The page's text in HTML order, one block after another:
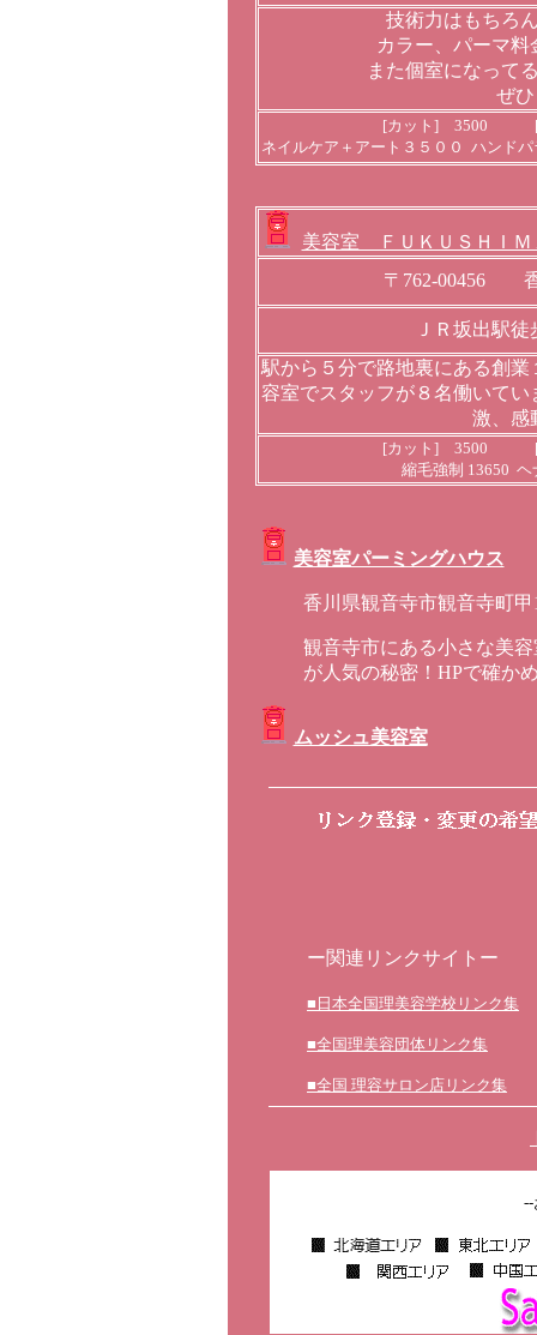
技術力はもちろ
カラー、パーマ
また個室になって
ぜ
[カット] 3500 [
ネイルケア＋アート３５００ ハンド
美容室 ＦＵＫＵＳＨＩＭ
〒762-00456 香
ＪＲ坂出駅
駅から５分で路地裏にある創
容室でスタッフが８名働いて
激、感
[カット] 3500 [
縮毛強制 13650 ヘ
美容室パーミングハウス
香川県観音寺市観音寺町甲
観音寺市にある小さな美
が人気の秘密！HPで確か
ムッシュ美容室
ー関連リンクサイトー
■日本全国理美容学校リンク集
■全国理美容団体リンク集
■全国 理容サロン店リンク集
--